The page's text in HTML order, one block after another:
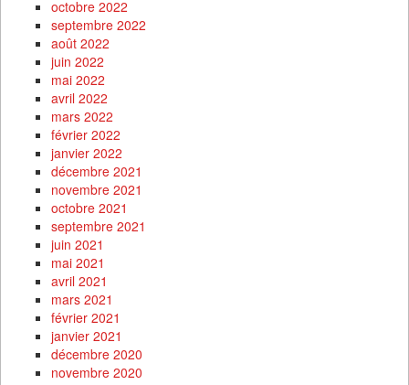
octobre 2022
septembre 2022
août 2022
juin 2022
mai 2022
avril 2022
mars 2022
février 2022
janvier 2022
décembre 2021
novembre 2021
octobre 2021
septembre 2021
juin 2021
mai 2021
avril 2021
mars 2021
février 2021
janvier 2021
décembre 2020
novembre 2020